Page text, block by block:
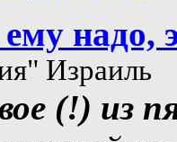
надо,
Израиль
(!) из